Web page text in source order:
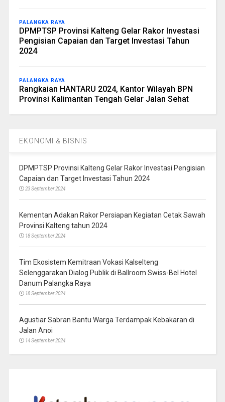
PALANGKA RAYA
DPMPTSP Provinsi Kalteng Gelar Rakor Investasi
Pengisian Capaian dan Target Investasi Tahun
2024
PALANGKA RAYA
Rangkaian HANTARU 2024, Kantor Wilayah BPN
Provinsi Kalimantan Tengah Gelar Jalan Sehat
EKONOMI & BISNIS
DPMPTSP Provinsi Kalteng Gelar Rakor Investasi Pengisian
Capaian dan Target Investasi Tahun 2024
23 September 2024
Kementan Adakan Rakor Persiapan Kegiatan Cetak Sawah
Provinsi Kalteng tahun 2024
18 September 2024
Tim Ekosistem Kemitraan Vokasi Kalselteng
Selenggarakan Dialog Publik di Ballroom Swiss-Bel Hotel
Danum Palangka Raya
18 September 2024
Agustiar Sabran Bantu Warga Terdampak Kebakaran di
Jalan Anoi
14 September 2024